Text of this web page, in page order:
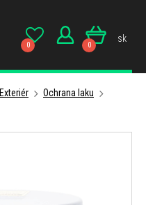
0 0
sk
Exteriér
Ochrana laku